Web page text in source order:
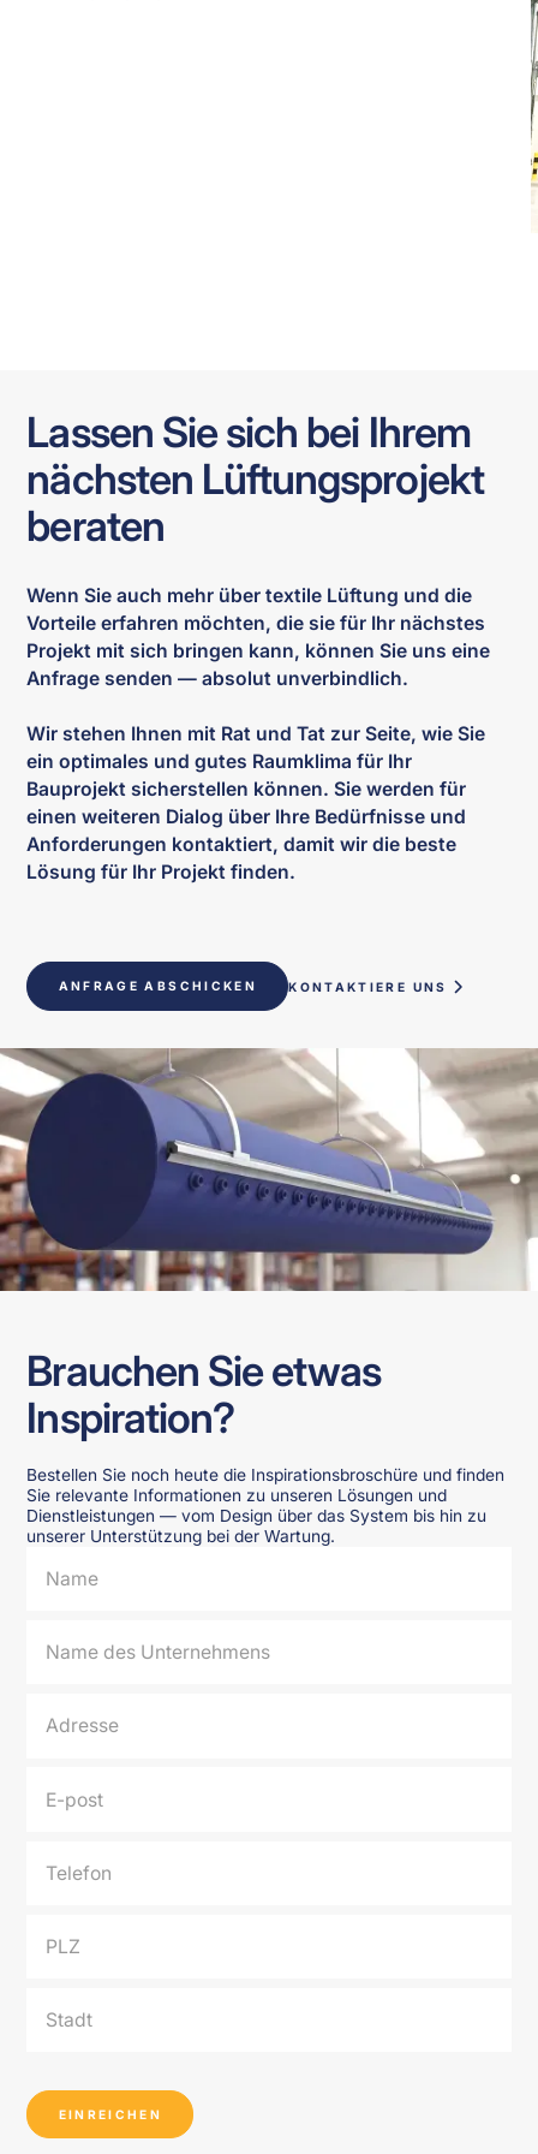
Lassen Sie sich bei Ihrem
nächsten Lüftungsprojekt
beraten
Wenn Sie auch mehr über textile Lüftung und die
Vorteile erfahren möchten, die sie für Ihr nächstes
Projekt mit sich bringen kann, können Sie uns eine
Anfrage senden — absolut unverbindlich.
Wir stehen Ihnen mit Rat und Tat zur Seite, wie Sie
ein optimales und gutes Raumklima für Ihr
Bauprojekt sicherstellen können. Sie werden für
einen weiteren Dialog über Ihre Bedürfnisse und
Anforderungen kontaktiert, damit wir die beste
Lösung für Ihr Projekt finden.
ANFRAGE ABSCHICKEN KONTAKTIERE UNS
Brauchen Sie etwas
Inspiration?
Bestellen Sie noch heute die Inspirationsbroschüre und finden
Sie relevante Informationen zu unseren Lösungen und
Dienstleistungen — vom Design über das System bis hin zu
unserer Unterstützung bei der Wartung.